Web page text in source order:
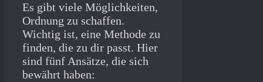
Es gibt viele Möglichkeiten,
Ordnung zu schaffen.
Wichtig ist, eine Methode zu
finden, die zu dir passt. Hier
sind fünf Ansätze, die sich
bewährt haben: